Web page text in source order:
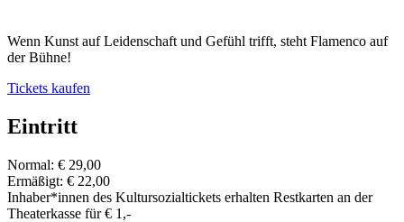
Wenn Kunst auf Leidenschaft und Gefühl trifft, steht Flamenco auf
der Bühne!
Tickets kaufen
Eintritt
Normal: € 29,00
Ermäßigt: € 22,00
Inhaber*innen des Kultursozialtickets erhalten Restkarten an der
Theaterkasse für € 1,-